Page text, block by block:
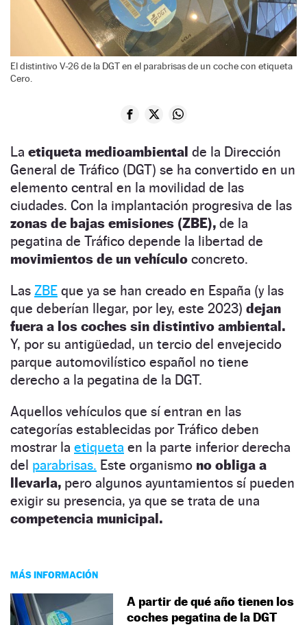
El distintivo V-26 de la DGT en el parabrisas de un coche con etiqueta
Cero.
La etiqueta medioambiental de la Dirección
General de Tráfico (DGT) se ha convertido en un
elemento central en la movilidad de las
ciudades. Con la implantación progresiva de las
zonas de bajas emisiones (ZBE), de la
pegatina de Tráfico depende la libertad de
movimientos de un vehículo concreto.
Las ZBE que ya se han creado en España (y las
que deberían llegar, por ley, este 2023) dejan
fuera a los coches sin distintivo ambiental.
Y, por su antigüedad, un tercio del envejecido
parque automovilístico español no tiene
derecho a la pegatina de la DGT.
Aquellos vehículos que sí entran en las
categorías establecidas por Tráfico deben
mostrar la etiqueta en la parte inferior derecha
del parabrisas. Este organismo no obliga a
llevarla, pero algunos ayuntamientos sí pueden
exigir su presencia, ya que se trata de una
competencia municipal.
MÁS INFORMACIÓN
A partir de qué año tienen los
coches pegatina de la DGT